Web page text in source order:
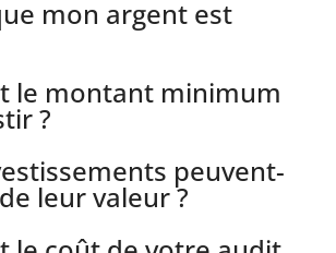
mon argent est
le montant minimum
?
peuvent-
leur valeur ?